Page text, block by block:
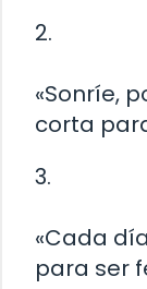
2.
«Sonríe,
corta
3.
«Cada
para ser